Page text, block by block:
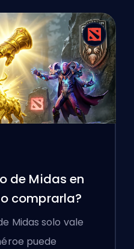
de Midas en
comprarla?
Midas solo vale
puede